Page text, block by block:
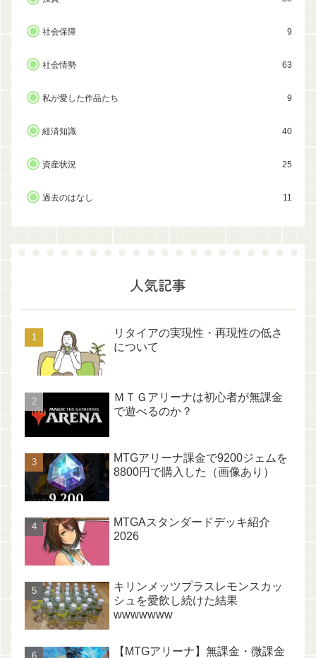
社会保障 9
社会情勢 63
私が愛した作品たち 9
経済知識 40
資産状況 25
過去のはなし 11
人気記事
リタイアの実現性・再現性の低さ
について
ＭＴＧアリーナは初心者が無課金
で遊べるのか？
MTGアリーナ課金で9200ジェムを
8800円で購入した（画像あり）
MTGAスタンダードデッキ紹介
2026
キリンメッツプラスレモンスカッ
シュを愛飲し続けた結果
wwwwwww
【MTGアリーナ】無課金・微課金